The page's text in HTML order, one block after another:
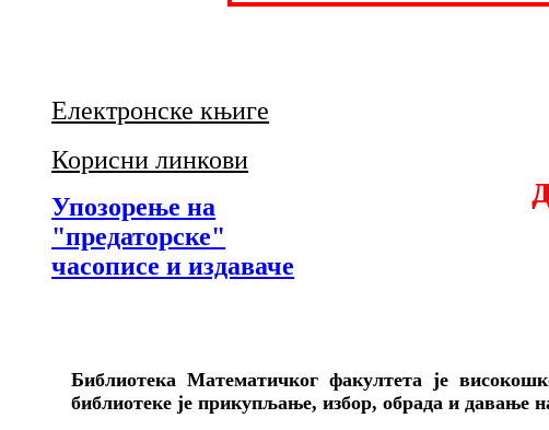
Електронске књиге
Корисни линкови
Упозорење на
"предаторске"
часописе и издаваче
Библиотека Математичког факултета је
библиотеке је прикупљање, избор, обрада и давање